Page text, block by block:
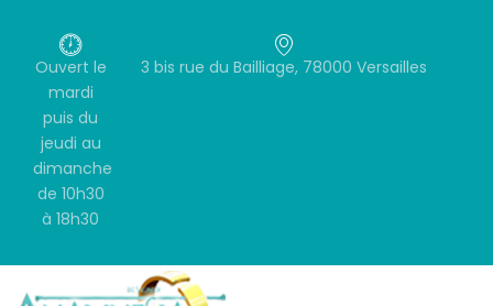
contenuOuvert le
mardi
puis du
jeudi au
dimanche
de 10h30
à 18h30
3 bis rue du Bailliage, 78000 Versailles